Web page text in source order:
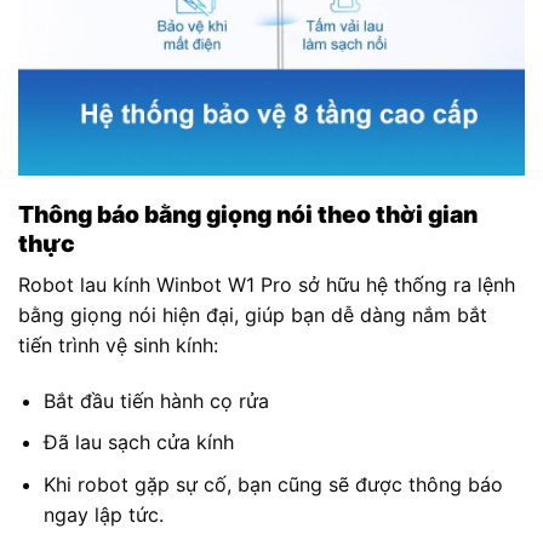
Thông báo bằng giọng nói theo thời gian
thực
Robot lau kính Winbot W1 Pro sở hữu hệ thống ra lệnh
bằng giọng nói hiện đại, giúp bạn dễ dàng nắm bắt
tiến trình vệ sinh kính:
Bắt đầu tiến hành cọ rửa
Đã lau sạch cửa kính
Khi robot gặp sự cố, bạn cũng sẽ được thông báo
ngay lập tức.